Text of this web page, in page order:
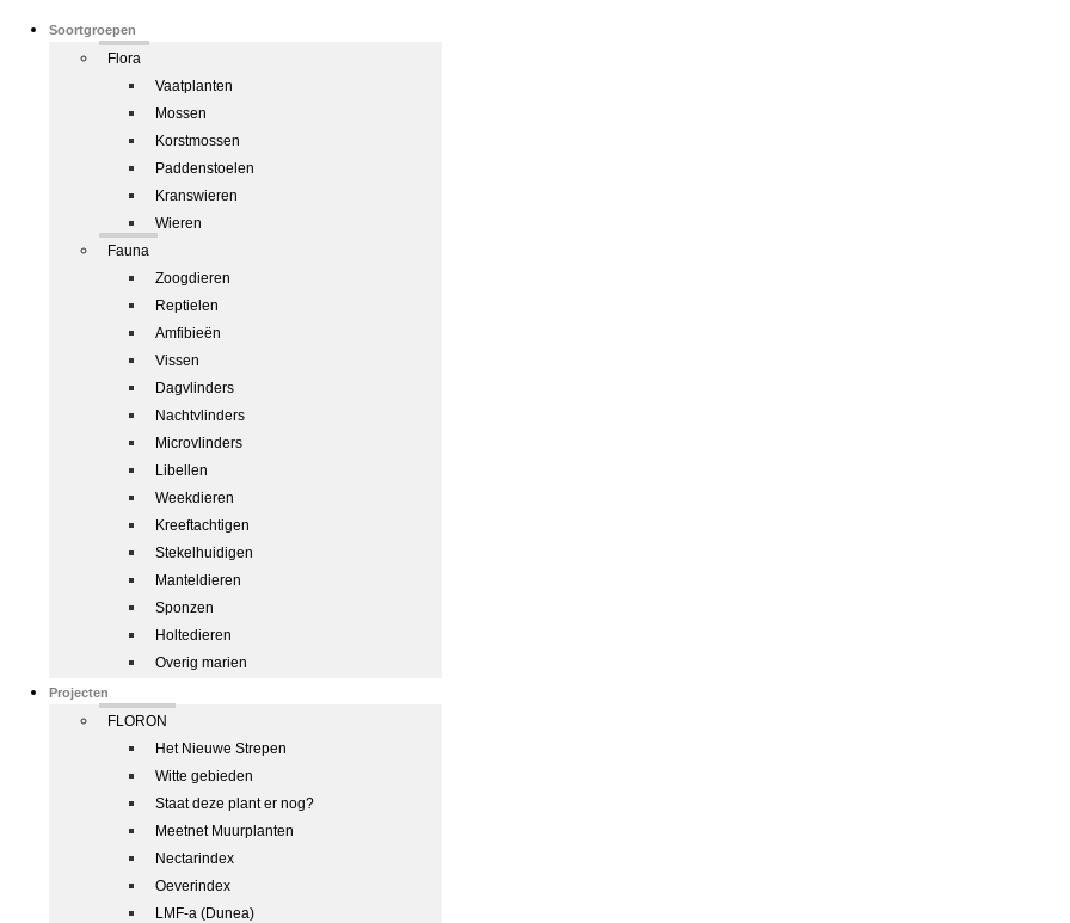
Soortgroepen
Flora
Vaatplanten
Mossen
Korstmossen
Paddenstoelen
Kranswieren
Wieren
Fauna
Zoogdieren
Reptielen
Amfibieën
Vissen
Dagvlinders
Nachtvlinders
Microvlinders
Libellen
Weekdieren
Kreeftachtigen
Stekelhuidigen
Manteldieren
Sponzen
Holtedieren
Overig marien
Projecten
FLORON
Het Nieuwe Strepen
Witte gebieden
Staat deze plant er nog?
Meetnet Muurplanten
Nectarindex
Oeverindex
LMF-a (Dunea)